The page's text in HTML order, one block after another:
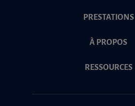
PRESTATIONS
À PROPOS
RESSOURCES